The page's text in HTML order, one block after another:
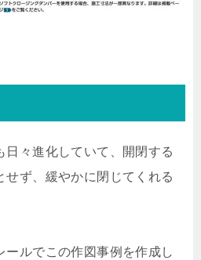
日々進化していて、開閉する
せず、緩やかに閉じてくれる
ールでこの作図事例を作成し